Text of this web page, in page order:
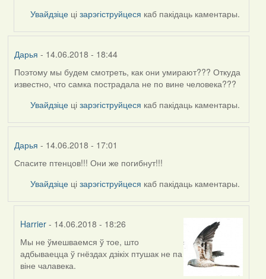
Увайдзіце цізарэгіструйцеся каб пакідаць каментары.
Дарья - 14.06.2018 - 18:44
Поэтому мы будем смотреть, как они умирают??? Откуда
известно, что самка пострадала не по вине человека???
Увайдзіце цізарэгіструйцеся каб пакідаць каментары.
Дарья - 14.06.2018 - 17:01
Спасите птенцов!!! Они же погибнут!!!
Увайдзіце цізарэгіструйцеся каб пакідаць каментары.
Harrier - 14.06.2018 - 18:26
In
reply
to
Мы не ўмешваемся ў тое, што
адбываецца ў гнёздах дзікіх птушак не па
віне чалавека.